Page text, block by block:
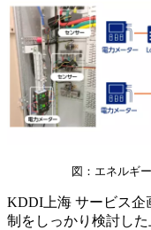
図：エネルギ
KDDI上海 サービス企
制をしっかり検討し